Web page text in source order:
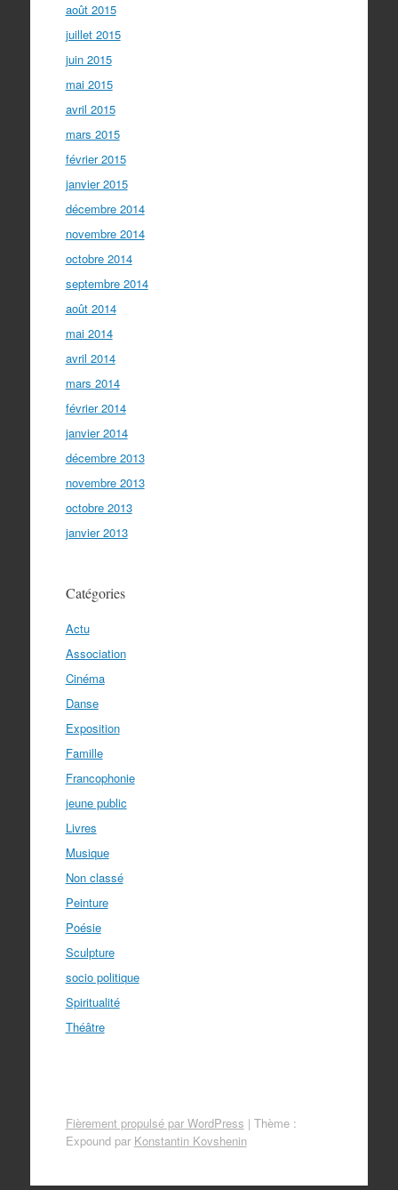
août 2015
juillet 2015
juin 2015
mai 2015
avril 2015
mars 2015
février 2015
janvier 2015
décembre 2014
novembre 2014
octobre 2014
septembre 2014
août 2014
mai 2014
avril 2014
mars 2014
février 2014
janvier 2014
décembre 2013
novembre 2013
octobre 2013
janvier 2013
Catégories
Actu
Association
Cinéma
Danse
Exposition
Famille
Francophonie
jeune public
Livres
Musique
Non classé
Peinture
Poésie
Sculpture
socio politique
Spiritualité
Théâtre
Fièrement propulsé par WordPress | Thème :
Expound par Konstantin Kovshenin